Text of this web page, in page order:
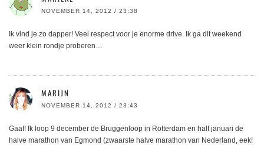
NOVEMBER 14, 2012 / 23:38
Ik vind je zo dapper! Veel respect voor je enorme drive. Ik ga dit weekend
weer klein rondje proberen…
MARIJN
NOVEMBER 14, 2012 / 23:43
Gaaf! Ik loop 9 december de Bruggenloop in Rotterdam en half januari de
halve marathon van Egmond (zwaarste halve marathon van Nederland, eek!